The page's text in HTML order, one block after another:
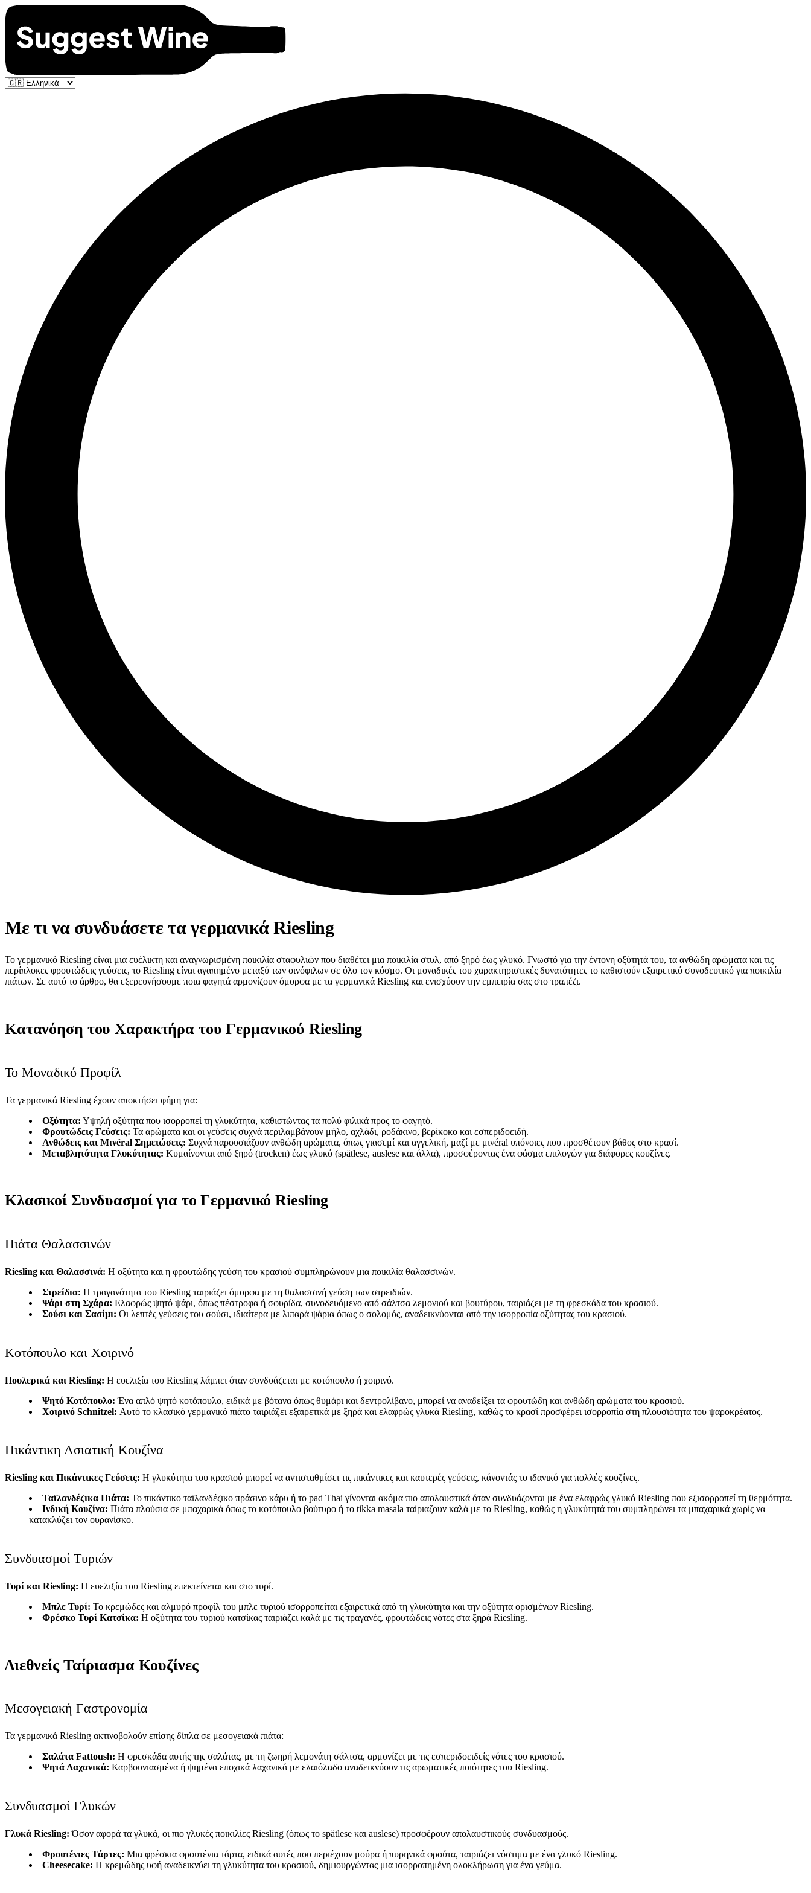
Με τι να συνδυάσετε τα γερμανικά Riesling
Το γερμανικό Riesling είναι μια ευέλικτη και αναγνωρισμένη ποικιλία σταφυλιών που διαθέτει μια ποικιλία στυλ, από ξηρό έως γλυκό. Γνωστό για την έντονη οξύτητά του, τα ανθώδη αρώματα και τις
περίπλοκες φρουτώδεις γεύσεις, το Riesling είναι αγαπημένο μεταξύ των οινόφιλων σε όλο τον κόσμο. Οι μοναδικές του χαρακτηριστικές δυνατότητες το καθιστούν εξαιρετικό συνοδευτικό για ποικιλία
πιάτων. Σε αυτό το άρθρο, θα εξερευνήσουμε ποια φαγητά αρμονίζουν όμορφα με τα γερμανικά Riesling και ενισχύουν την εμπειρία σας στο τραπέζι.
Κατανόηση του Χαρακτήρα του Γερμανικού Riesling
Το Μοναδικό Προφίλ
Τα γερμανικά Riesling έχουν αποκτήσει φήμη για:
Οξύτητα: Υψηλή οξύτητα που ισορροπεί τη γλυκύτητα, καθιστώντας τα πολύ φιλικά προς το φαγητό.
Φρουτώδεις Γεύσεις: Τα αρώματα και οι γεύσεις συχνά περιλαμβάνουν μήλο, αχλάδι, ροδάκινο, βερίκοκο και εσπεριδοειδή.
Ανθώδεις και Μινéral Σημειώσεις: Συχνά παρουσιάζουν ανθώδη αρώματα, όπως γιασεμί και αγγελική, μαζί με μινéral υπόνοιες που προσθέτουν βάθος στο κρασί.
Μεταβλητότητα Γλυκύτητας: Κυμαίνονται από ξηρό (trocken) έως γλυκό (spätlese, auslese και άλλα), προσφέροντας ένα φάσμα επιλογών για διάφορες κουζίνες.
Κλασικοί Συνδυασμοί για το Γερμανικό Riesling
Πιάτα Θαλασσινών
Riesling και Θαλασσινά: Η οξύτητα και η φρουτώδης γεύση του κρασιού συμπληρώνουν μια ποικιλία θαλασσινών.
Στρείδια: Η τραγανότητα του Riesling ταιριάζει όμορφα με τη θαλασσινή γεύση των στρειδιών.
Ψάρι στη Σχάρα: Ελαφρώς ψητό ψάρι, όπως πέστροφα ή σφυρίδα, συνοδευόμενο από σάλτσα λεμονιού και βουτύρου, ταιριάζει με τη φρεσκάδα του κρασιού.
Σούσι και Σασίμι: Οι λεπτές γεύσεις του σούσι, ιδιαίτερα με λιπαρά ψάρια όπως ο σολομός, αναδεικνύονται από την ισορροπία οξύτητας του κρασιού.
Κοτόπουλο και Χοιρινό
Πουλερικά και Riesling: Η ευελιξία του Riesling λάμπει όταν συνδυάζεται με κοτόπουλο ή χοιρινό.
Ψητό Κοτόπουλο: Ένα απλό ψητό κοτόπουλο, ειδικά με βότανα όπως θυμάρι και δεντρολίβανο, μπορεί να αναδείξει τα φρουτώδη και ανθώδη αρώματα του κρασιού.
Χοιρινό Schnitzel: Αυτό το κλασικό γερμανικό πιάτο ταιριάζει εξαιρετικά με ξηρά και ελαφρώς γλυκά Riesling, καθώς το κρασί προσφέρει ισορροπία στη πλουσιότητα του ψαροκρέατος.
Πικάντικη Ασιατική Κουζίνα
Riesling και Πικάντικες Γεύσεις: Η γλυκύτητα του κρασιού μπορεί να αντισταθμίσει τις πικάντικες και καυτερές γεύσεις, κάνοντάς το ιδανικό για πολλές κουζίνες.
Ταϊλανδέζικα Πιάτα: Το πικάντικο ταϊλανδέζικο πράσινο κάρυ ή το pad Thai γίνονται ακόμα πιο απολαυστικά όταν συνδυάζονται με ένα ελαφρώς γλυκό Riesling που εξισορροπεί τη θερμότητα.
Ινδική Κουζίνα: Πιάτα πλούσια σε μπαχαρικά όπως το κοτόπουλο βούτυρο ή το tikka masala ταίριαζουν καλά με το Riesling, καθώς η γλυκύτητά του συμπληρώνει τα μπαχαρικά χωρίς να
κατακλύζει τον ουρανίσκο.
Συνδυασμοί Τυριών
Τυρί και Riesling: Η ευελιξία του Riesling επεκτείνεται και στο τυρί.
Μπλε Τυρί: Το κρεμώδες και αλμυρό προφίλ του μπλε τυριού ισορροπείται εξαιρετικά από τη γλυκύτητα και την οξύτητα ορισμένων Riesling.
Φρέσκο Τυρί Κατσίκα: Η οξύτητα του τυριού κατσίκας ταιριάζει καλά με τις τραγανές, φρουτώδεις νότες στα ξηρά Riesling.
Διεθνείς Ταίριασμα Κουζίνες
Μεσογειακή Γαστρονομία
Τα γερμανικά Riesling ακτινοβολούν επίσης δίπλα σε μεσογειακά πιάτα:
Σαλάτα Fattoush: Η φρεσκάδα αυτής της σαλάτας, με τη ζωηρή λεμονάτη σάλτσα, αρμονίζει με τις εσπεριδοειδείς νότες του κρασιού.
Ψητά Λαχανικά: Καρβουνιασμένα ή ψημένα εποχικά λαχανικά με ελαιόλαδο αναδεικνύουν τις αρωματικές ποιότητες του Riesling.
Συνδυασμοί Γλυκών
Γλυκά Riesling: Όσον αφορά τα γλυκά, οι πιο γλυκές ποικιλίες Riesling (όπως το spätlese και auslese) προσφέρουν απολαυστικούς συνδυασμούς.
Φρουτένιες Τάρτες: Μια φρέσκια φρουτένια τάρτα, ειδικά αυτές που περιέχουν μούρα ή πυρηνικά φρούτα, ταιριάζει νόστιμα με ένα γλυκό Riesling.
Cheesecake: Η κρεμώδης υφή αναδεικνύει τη γλυκύτητα του κρασιού, δημιουργώντας μια ισορροπημένη ολοκλήρωση για ένα γεύμα.